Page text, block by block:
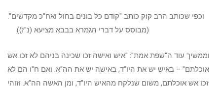
וכפי שכותב הרב קוק כותב "קודם כל בונים בחול ואח"כ מקדשים".
(מבוסס על דברי הגמרא בבבא מציעא (נ"ז)).
וממשיך עוד ה"שפת אמת": "איש ואישה זכו שכינה בניהם לא זכו אש
אוכלתם" – באיש יש את היו"ד, באישה יש את הה"א. ואם ח"ו הם לא
זכו אש אוכלתם, משום שנלקח מהאיש היו"ד, ומן האשה הה"א. וזוהי